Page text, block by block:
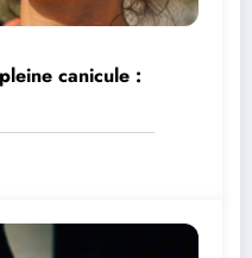
canicule :